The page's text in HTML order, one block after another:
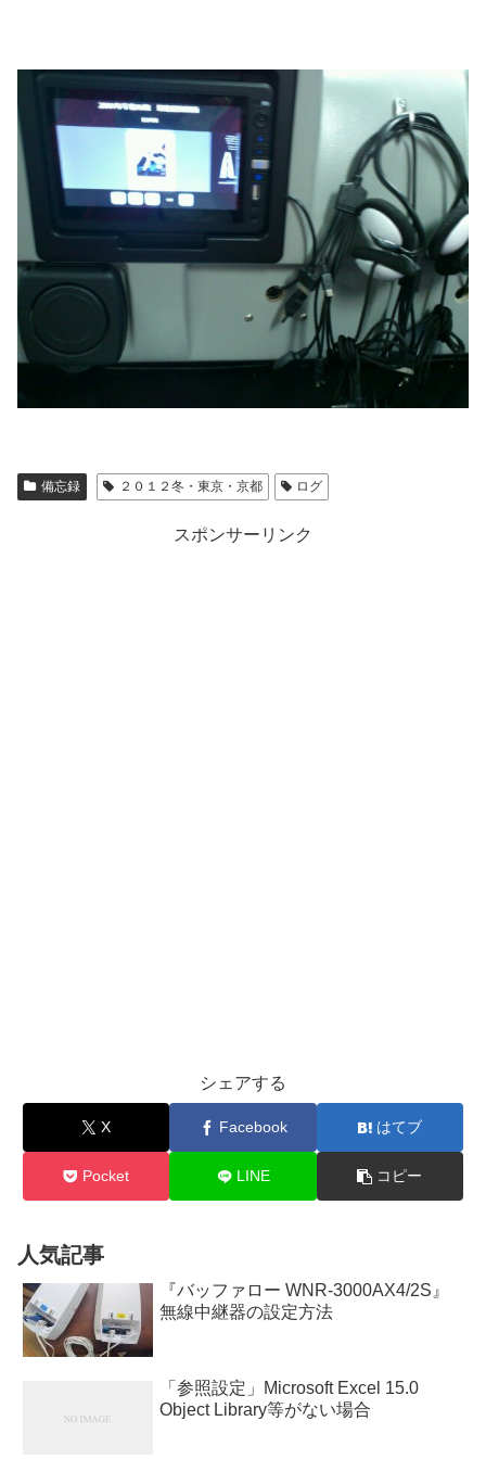
備忘録 ２０１２冬・東京・京都 ログ
スポンサーリンク
シェアする
X Facebook はてブ
Pocket LINE コピー
人気記事
『バッファロー WNR-3000AX4/2S』
無線中継器の設定方法
「参照設定」Microsoft Excel 15.0
Object Library等がない場合